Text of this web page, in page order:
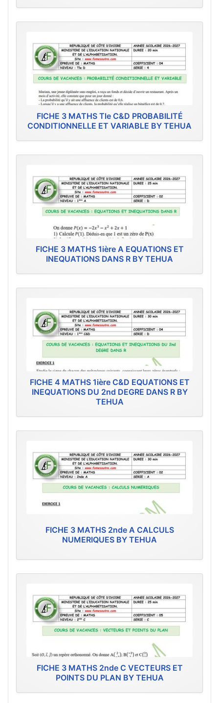
FICHE 3 MATHS Tle C&D PROBABILITÉ
CONDITIONNELLE ET VARIABLE BY TEHUA
FICHE 3 MATHS 1ière A EQUATIONS ET
INEQUATIONS DANS R BY TEHUA
FICHE 4 MATHS 1ière C&D EQUATIONS ET
INEQUATIONS DU 2nd DEGRE DANS R BY
TEHUA
FICHE 3 MATHS 2nde A CALCULS
NUMERIQUES BY TEHUA
FICHE 3 MATHS 2nde C VECTEURS ET
POINTS DU PLAN BY TEHUA